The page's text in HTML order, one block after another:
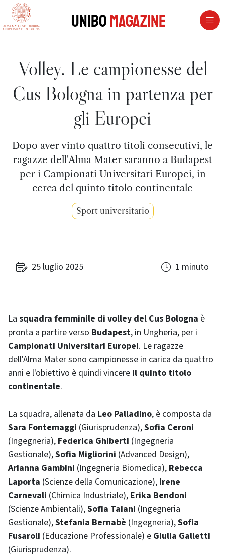
vai al contenuto della pagina
UniboMagazine
Volley. Le campionesse del
Cus Bologna in partenza per
gli Europei
Dopo aver vinto quattro titoli consecutivi, le
ragazze dell'Alma Mater saranno a Budapest
per i Campionati Universitari Europei, in
cerca del quinto titolo continentale
Sport universitario
25 luglio 2025 1 minuto
La squadra femminile di volley del Cus Bologna è
pronta a partire verso Budapest, in Ungheria, per i
Campionati Universitari Europei. Le ragazze
dell'Alma Mater sono campionesse in carica da quattro
anni e l'obiettivo è quindi vincere il quinto titolo
continentale.
La squadra, allenata da Leo Palladino, è composta da
Sara Fontemaggi (Giurisprudenza),Sofia Ceroni
(Ingegneria), Federica Ghiberti (Ingegneria
Gestionale),Sofia Migliorini (Advanced Design),
Arianna Gambini (Ingegneria Biomedica), Rebecca
Laporta (Scienze della Comunicazione), Irene
Carnevali (Chimica Industriale), Erika Bendoni
(Scienze Ambientali),Sofia Taiani (Ingegneria
Gestionale),Stefania Bernabè (Ingegneria),Sofia
Fusaroli (Educazione Professionale) e Giulia Galletti
(Giurisprudenza).